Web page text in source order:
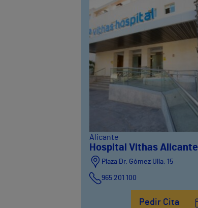
Alicante
Hospital Vithas Alicante
Plaza Dr. Gómez Ulla, 15
965 201 100
Pedir Cita